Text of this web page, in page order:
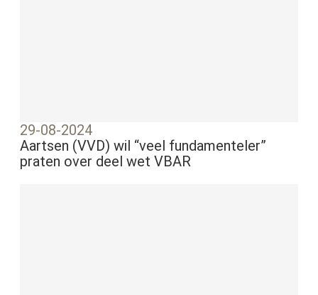
29-08-2024
Aartsen (VVD) wil “veel fundamenteler”
praten over deel wet VBAR